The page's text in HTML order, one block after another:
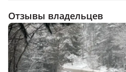
Отзывы владельцев